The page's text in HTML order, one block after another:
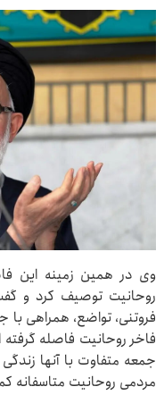
وی در همین زمینه این
روحانیت توصیف کرد و
فروتنی، تواضع، همراهی با
فاخر روحانیت فاصله گرفته
جمعه متفاوت با آنها
مردمی روحانیت متاسفانه